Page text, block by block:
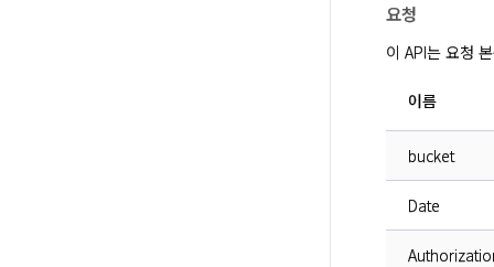
요청
이 API는 요청
이름
bucket
Date